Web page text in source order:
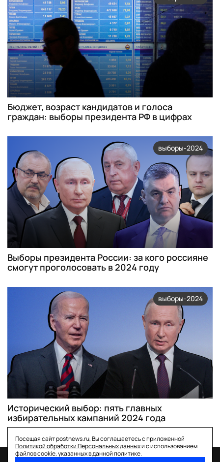
Бюджет, возраст кандидатов и голоса
граждан: выборы президента РФ в цифрах
выборы-2024
Выборы президента России: за кого россияне
смогут проголосовать в 2024 году
выборы-2024
Исторический выбор: пять главных
избирательных кампаний 2024 года
Посещая сайт postnews.ru, Вы соглашаетесь с приложенной
Политикой обработки Персональных данныхи с использованием
файлов cookie, указанных в данной политике.